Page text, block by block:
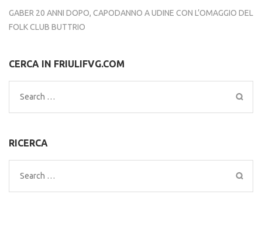
GABER 20 ANNI DOPO, CAPODANNO A UDINE CON L’OMAGGIO DEL
FOLK CLUB BUTTRIO
CERCA IN FRIULIFVG.COM
Search
for:
RICERCA
Search
for: